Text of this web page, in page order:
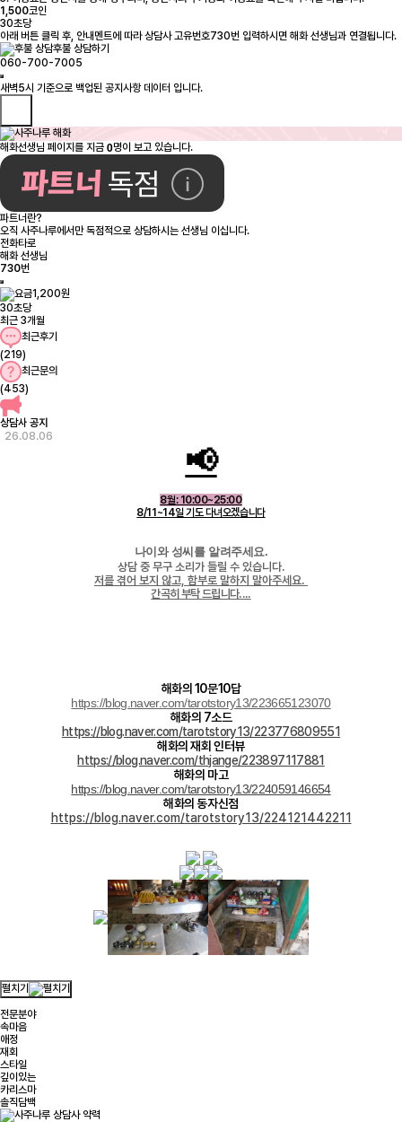
1,500코인
30초당
아래 버튼 클릭 후, 안내멘트에 따라 상담사 고유번호730번 입력하시면 해화 선생님과 연결됩니다.
후불 상담하기
060-700-7005
해화선생님 페이지를 지금 0명이 보고 있습니다.
파트너란?
오직 사주나루에서만 독점적으로 상담하시는 선생님 이십니다.
전화타로
해화 선생님
730번
1,200원
30초당
최근 3개월
최근후기
(219)
최근문의
(453)
상담사 공지
26.08.06
📢
8월: 10:00~25:00
8/11~14일 기도 다녀오겠습니다
나이와 성씨를 알려주세요.
상담 중 무구 소리가 들릴 수 있습니다.
저를 겪어 보지 않고, 함부로 말하지 말아주세요.
간곡히 부탁 드립니다....
해화 의 10문10답
https://blog.naver.com/tarotstory13/223665123070
해화의 7소드
https://blog.naver.com/tarotstory13/223776809551
해화의 재회 인터뷰
https://blog.naver.com/thjange/223897117881
해화의 마고
https://blog.naver.com/tarotstory13/224059146654
해화의 동자신점
https://blog.naver.com/tarotstory13/224121442211
펼치기
전문분야
속마음
애정
재회
스타일
깊이있는
카리스마
솔직담백